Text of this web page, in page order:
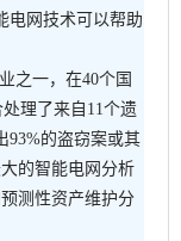
电网技术可以帮助
之一，在40个国
理了来自11个遗
93%的盗窃案或其
的智能电网分析
测性资产维护分